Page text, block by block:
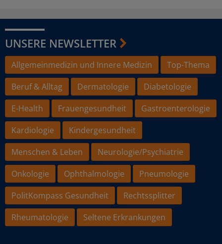
UNSERE NEWSLETTER
Allgemeinmedizin und Innere Medizin
Top-Thema
Beruf & Alltag
Dermatologie
Diabetologie
E-Health
Frauengesundheit
Gastroenterologie
Kardiologie
Kindergesundheit
Menschen & Leben
Neurologie/Psychiatrie
Onkologie
Ophthalmologie
Pneumologie
PolitKompass Gesundheit
Rechtssplitter
Rheumatologie
Seltene Erkrankungen